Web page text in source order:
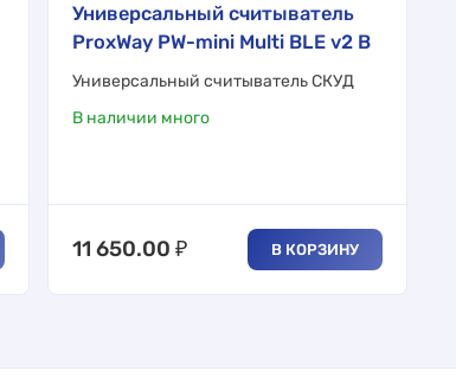
Универсальный считыватель
ProxWay PW-mini Multi BLE v2 B
Универсальный считыватель СКУД
В наличии много
11 650.00 ₽ В КОРЗИНУ